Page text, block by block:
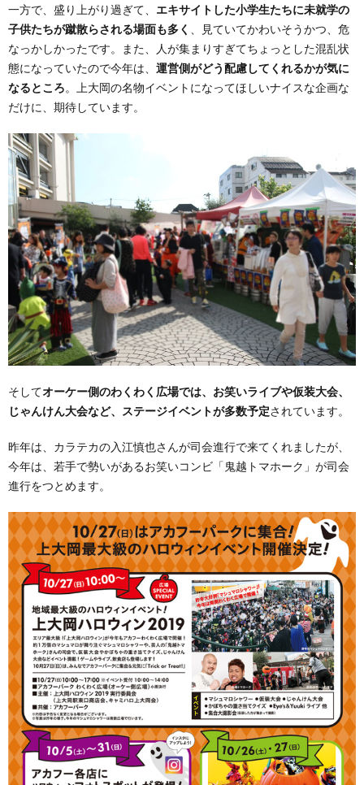
一方で、盛り上がり過ぎて、 エキサイトした小学生たちに未就学の
子供たちが蹴散らされる場面も多く
、見ていてかわいそうかつ、危
なっかしかったです。また、人が集まりすぎてちょっとした混乱状
態になっていたので今年は、 運営側がどう配慮してくれるかが気に
なるところ。上大岡の名物イベントになってほしいナイスな企画な
だけに、期待しています。
そしてオーケー側のわくわく広場では、お笑いライブや仮装大会、
じゃんけん大会など、ステージイベントが多数予定されています。
昨年は、カラテカの入江慎也さんが司会進行で来てくれましたが、
今年は、若手で勢いがあるお笑いコンビ「鬼越トマホーク」が司会
進行をつとめます。